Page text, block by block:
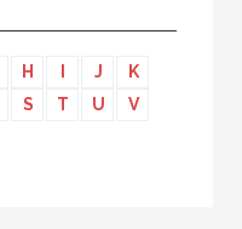
H J
K
S T U
V